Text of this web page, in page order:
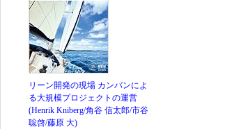
リーン開発の現場 カンバンによ
る大規模プロジェクトの運営
(Henrik Kniberg/角谷 信太郎/市谷
聡啓/藤原 大)